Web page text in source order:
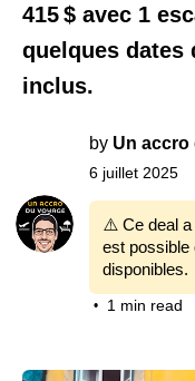
415 $ avec 1
quelques dates
inclus.
by Un accro
6 juillet 2025
⚠️ Ce deal a
est possible
disponibles.
• 1 min read